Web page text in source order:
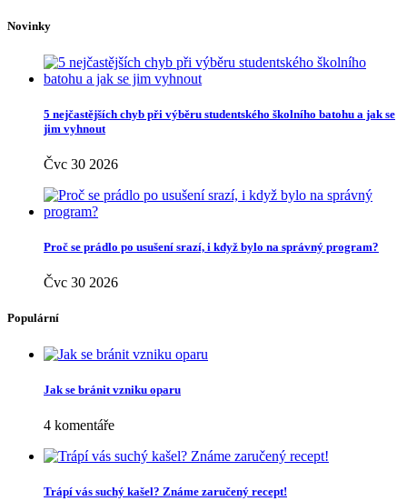
Novinky
5 nejčastějších chyb při výběru studentského školního batohu a jak se
jim vyhnout
Čvc 30 2026
Proč se prádlo po usušení srazí, i když bylo na správný program?
Čvc 30 2026
Populární
Jak se bránit vzniku oparu
4 komentáře
Trápí vás suchý kašel? Známe zaručený recept!